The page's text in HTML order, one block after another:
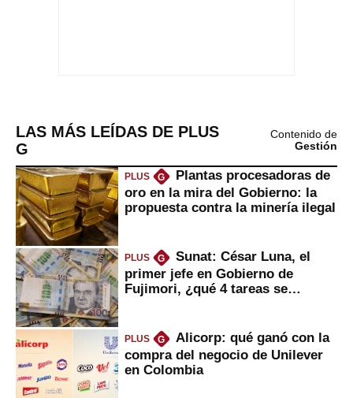
LAS MÁS LEÍDAS DE PLUS
G
Contenido de
Gestión
PLUS G
Plantas procesadoras de
oro en la mira del Gobierno: la
propuesta contra la minería ilegal
PLUS G
Sunat: César Luna, el
primer jefe en Gobierno de
Fujimori, ¿qué 4 tareas se
PLUS G
Alicorp: qué ganó con la
compra del negocio de Unilever
en Colombia